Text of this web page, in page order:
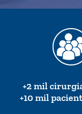
+2 mil
+10 mil